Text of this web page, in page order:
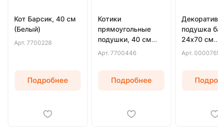
Кот Барсик, 40 см
(Белый)
Арт. 7700228
Подробнее
Котики
прямоугольные
подушки, 40 см
(Белый)
Арт. 7700446
Подробнее
подушка
24х70 см
Арт.